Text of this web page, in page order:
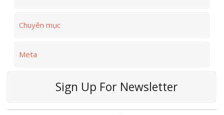
Chuyên mục
Meta
Sign Up For Newsletter